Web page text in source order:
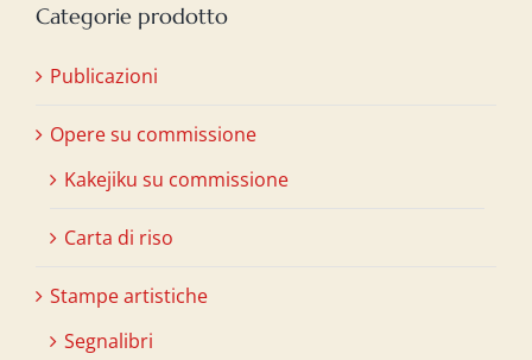
Categorie prodotto
Publicazioni
Opere su commissione
Kakejiku su commissione
Carta di riso
Stampe artistiche
Segnalibri